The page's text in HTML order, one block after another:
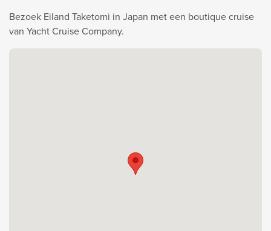
Bezoek Eiland Taketomi in Japan met een boutique cruise
van Yacht Cruise Company.